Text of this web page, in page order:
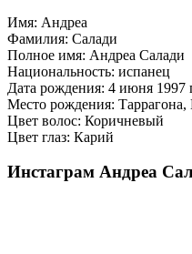
Имя: Андреа
Фамилия: Салади
Полное имя: Андреа Салади
Национальность: испанец
Дата рождения: 4 июня 1997
Место рождения: Таррагона,
Цвет волос: Коричневый
Цвет глаз: Карий
Инстаграм Андреа